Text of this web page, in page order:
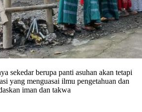
sekedar berupa panti asuhan akan tetapi
yang menguasai ilmu pengetahuan dan
iman dan takwa